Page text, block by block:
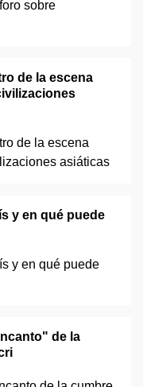
de la escena
y en qué puede
de la